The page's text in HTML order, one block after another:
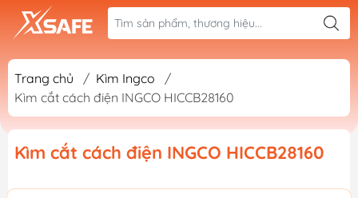
Trang chủ / Kìm Ingco
/
Kìm cắt cách điện INGCO HICCB28160
Kìm cắt cách điện INGCO HICCB28160